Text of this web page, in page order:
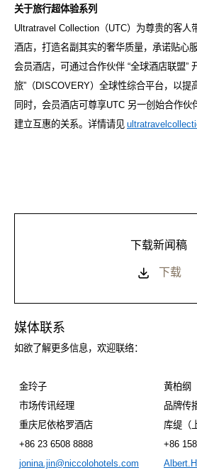
关于旅行超体验系列
Ultratravel Collection （UTC）为尊贵的客人
酒店，打造名副其实的奢华质量，承诺贴心
会员酒店，可通过合作伙伴 “全球酒店联盟”
旅” （ DISCOVERY）全球性综合平台，以提
同时，会员酒店可尊享UTC 另一创始合作伙
建立互惠的关系。详情请见
下载新闻稿
下载
媒体联系
如欲了解更多信息，欢迎联络：
金玲子
市场传讯经理
重庆尼依格罗酒店
+86 23 6508 8888
jonina.jin@niccolohotels.com
黄柏纲
品牌传
库缇（
+86